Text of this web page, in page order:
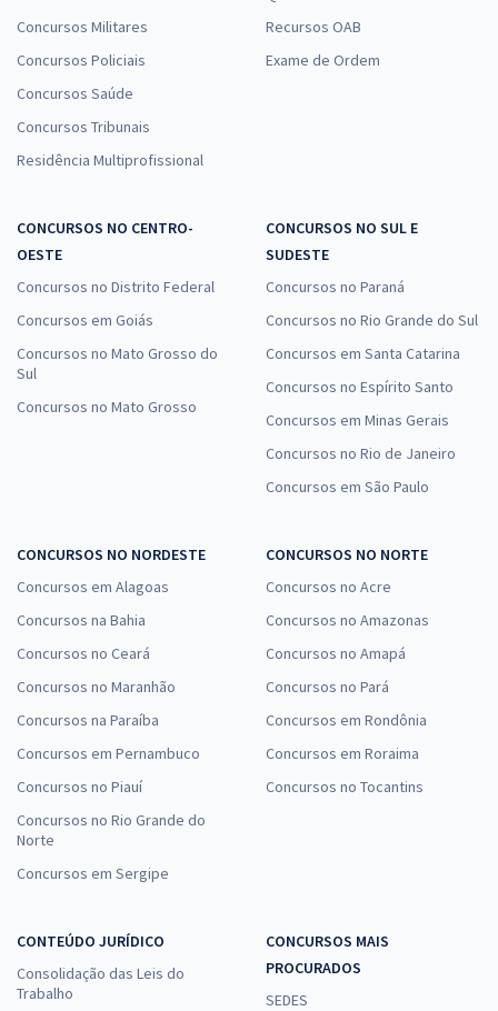
Concursos Militares
Concursos Policiais
Concursos Saúde
Concursos Tribunais
Residência Multiprofissional
Recursos OAB
Exame de Ordem
CONCURSOS NO CENTRO-
OESTE
Concursos no Distrito Federal
Concursos em Goiás
Concursos no Mato Grosso do
Sul
Concursos no Mato Grosso
CONCURSOS NO SUL E
SUDESTE
Concursos no Paraná
Concursos no Rio Grande do Sul
Concursos em Santa Catarina
Concursos no Espírito Santo
Concursos em Minas Gerais
Concursos no Rio de Janeiro
Concursos em São Paulo
CONCURSOS NO NORDESTE
Concursos em Alagoas
Concursos na Bahia
Concursos no Ceará
Concursos no Maranhão
Concursos na Paraíba
Concursos em Pernambuco
Concursos no Piauí
Concursos no Rio Grande do
Norte
Concursos em Sergipe
CONCURSOS NO NORTE
Concursos no Acre
Concursos no Amazonas
Concursos no Amapá
Concursos no Pará
Concursos em Rondônia
Concursos em Roraima
Concursos no Tocantins
CONTEÚDO JURÍDICO
Consolidação das Leis do
Trabalho
CONCURSOS MAIS
PROCURADOS
SEDES